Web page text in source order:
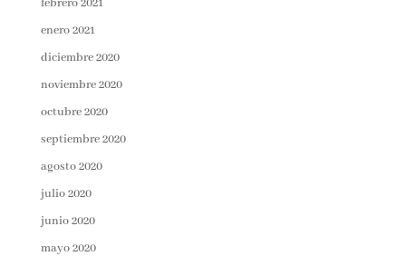
enero 2021
diciembre 2020
noviembre 2020
octubre 2020
septiembre 2020
agosto 2020
julio 2020
junio 2020
mayo 2020